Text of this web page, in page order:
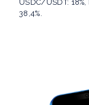
USDC/USDT:
38,4%.